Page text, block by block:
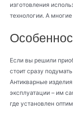
изготовления
технологии. А
Если вы решили
стоит сразу
Антикварные
эксплуатации – им
где установлен